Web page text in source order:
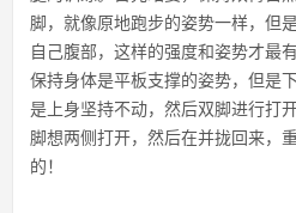
脚，就像原地跑步的姿势一样，但
自己腹部，这样的强度和姿势
保持身体是平板支撑的姿势，但是
是上身坚持不动，然后双脚进行打
脚想两侧打开，然后在并拢回来，
的！